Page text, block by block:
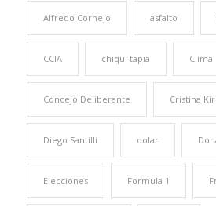
Alfredo Cornejo asfalto
CCIA chiqui tapia Clima
Concejo Deliberante Cristina
Diego Santilli dolar
Elecciones Formula 1